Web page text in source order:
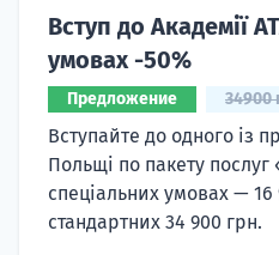
Вступ до Академії
умовах -50%
Предложение 34900
Вступайте до одного із
Польщі по пакету
спеціальних умовах — 16
стандартних 34 900 грн.